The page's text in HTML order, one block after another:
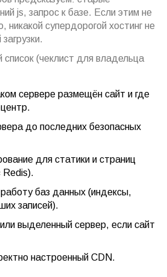
js, запрос к базе. Если этим не
никакой супердорогой хостинг не
(чеклист для владельца
сервере размещён сайт и где
до последних безопасных
для статики и страниц
Redis).
баз данных (индексы,
записей).
выделенный сервер, если сайт
настроенный CDN.